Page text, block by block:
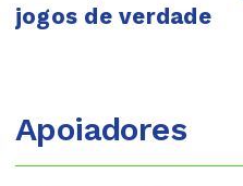
jogos de verdade
Apoiadores